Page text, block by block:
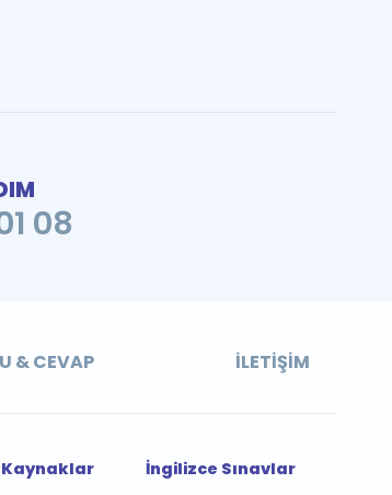
08
& CEVAP İLETIŞIM
İngilizce Sınavlar